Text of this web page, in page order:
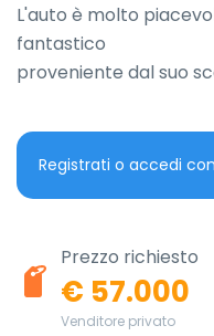
L'auto è molto
fantastico
proveniente dal suo
Registrati o accedi
Prezzo richiesto
€ 57.000
Venditore privato